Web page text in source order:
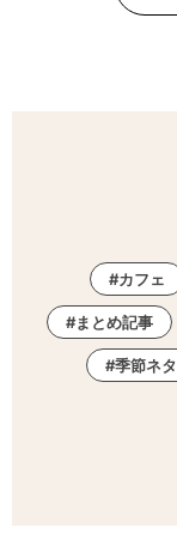
カフェ
まとめ記事
季節ネタ